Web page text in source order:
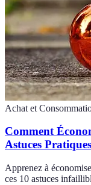
Achat et
Comment
Astuces Pratiques
Apprenez à
ces 10 astuces